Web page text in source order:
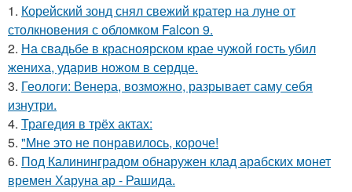
1. Корейский зонд снял свежий кратер на луне от
столкновения с обломком Falcon 9.
2. На свадьбе в красноярском крае чужой гость убил
жениха, ударив ножом в сердце.
3. Геологи: Венера, возможно, разрывает саму себя
изнутри.
4. Трагедия в трёх актах:
5. "Мне это не понравилось, короче!
6. Под Калининградом обнаружен клад арабских монет
времен Харуна ар - Рашида.